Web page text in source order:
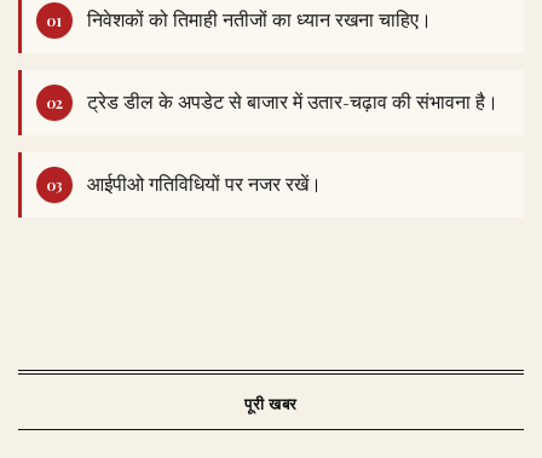
निवेशकों को तिमाही नतीजों का ध्यान रखना चाहिए।
ट्रेड डील के अपडेट से बाजार में उतार-चढ़ाव की संभावना है।
आईपीओ गतिविधियों पर नजर रखें।